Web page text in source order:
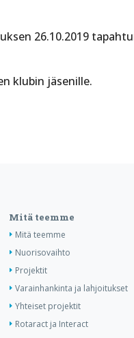
26.10.2019
klubin jäsenille.
Mitä teemme
Mitä teemme
Nuorisovaihto
Projektit
Varainhankinta ja lahjoitukset
Yhteiset projektit
Rotaract ja Interact